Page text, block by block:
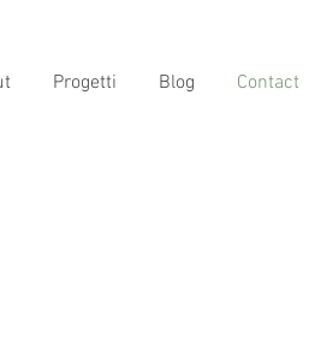
Progetti Blog Contact